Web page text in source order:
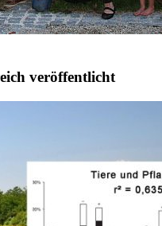
veröffentlicht